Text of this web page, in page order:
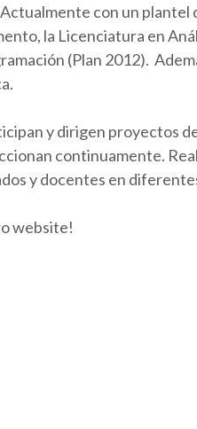
con un plantel
la Licenciatura en
(Plan 2012).
y dirigen proyectos
continuamente.
y docentes en
website!